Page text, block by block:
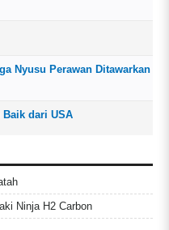
Nyusu Perawan Ditawarkan
dari USA
Ninja H2 Carbon